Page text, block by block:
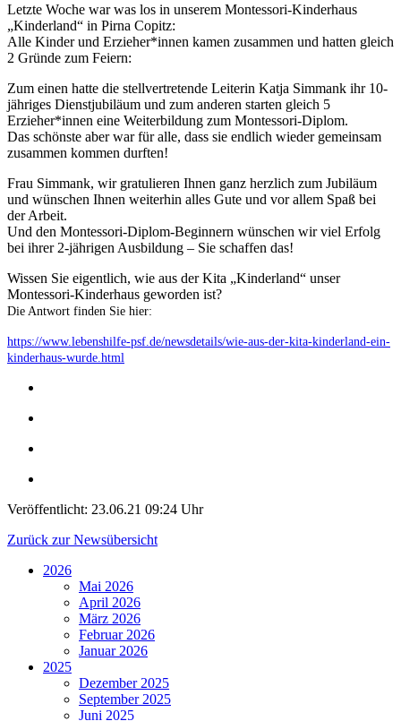
Letzte Woche war was los in unserem Montessori-Kinderhaus
„Kinderland“ in Pirna Copitz:
Alle Kinder und Erzieher*innen kamen zusammen und hatten gleich
2 Gründe zum Feiern:
Zum einen hatte die stellvertretende Leiterin Katja Simmank ihr 10-
jähriges Dienstjubiläum und zum anderen starten gleich 5
Erzieher*innen eine Weiterbildung zum Montessori-Diplom.
Das schönste aber war für alle, dass sie endlich wieder gemeinsam
zusammen kommen durften!
Frau Simmank, wir gratulieren Ihnen ganz herzlich zum Jubiläum
und wünschen Ihnen weiterhin alles Gute und vor allem Spaß bei
der Arbeit.
Und den Montessori-Diplom-Beginnern wünschen wir viel Erfolg
bei ihrer 2-jährigen Ausbildung – Sie schaffen das!
Wissen Sie eigentlich, wie aus der Kita „Kinderland“ unser
Montessori-Kinderhaus geworden ist?
Die Antwort finden Sie hier:
https://www.lebenshilfe-psf.de/newsdetails/wie-aus-der-kita-kinderland-ein-
kinderhaus-wurde.html
Veröffentlicht: 23.06.21 09:24 Uhr
Zurück zur Newsübersicht
2026
Mai 2026
April 2026
März 2026
Februar 2026
Januar 2026
2025
Dezember 2025
September 2025
Juni 2025